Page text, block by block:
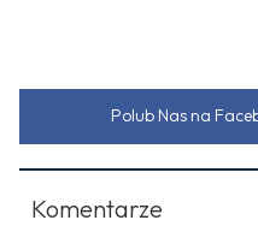
Polub Nas na
Komentarze